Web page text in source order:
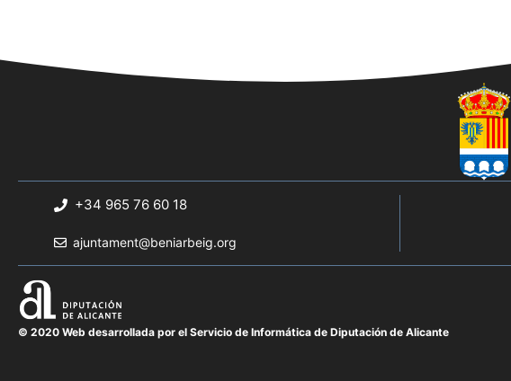
+34 965 76 60 18
ajuntament@beniarbeig.org
© 2020 Web desarrollada por el Servicio de Informática de Diputación de Alicante